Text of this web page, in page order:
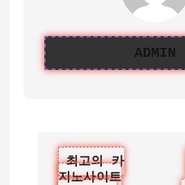
ADMIN
글
최고의 카
지노사이트